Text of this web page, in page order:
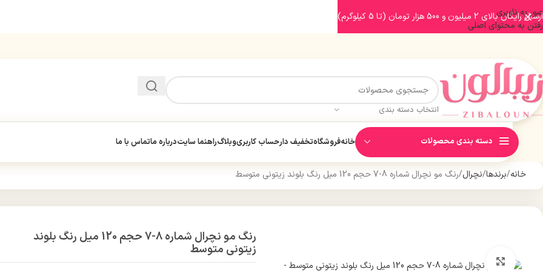
عبور به ناوبری
رفتن به محتوای اصلی
انتخاب دسته بندی
دسته بندی محصولات خانهفروشگاهتخفیف دارحساب کاربریوبلاگراهنما سایتدرباره ماتماس با ما
خانه برندها نچرال رنگ مو نچرال شماره 8-7 حجم 120 میل رنگ بلوند زیتونی متوسط
بزرگنمایی تصویر
رنگ مو نچرال شماره 8-7 حجم 120 میل رنگ بلوند
زیتونی متوسط
ارسال رایگان بالای 2 میلیون و 500 هزار تومان (تا 5 کیلوگرم)